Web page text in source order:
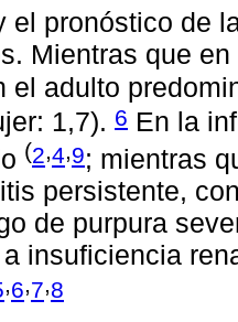
el pronóstico de
Mientras que
el adulto
1,7). 6 En la
(2,4,9; mientras
persistente,
de purpura
insuficiencia
,6,7,8